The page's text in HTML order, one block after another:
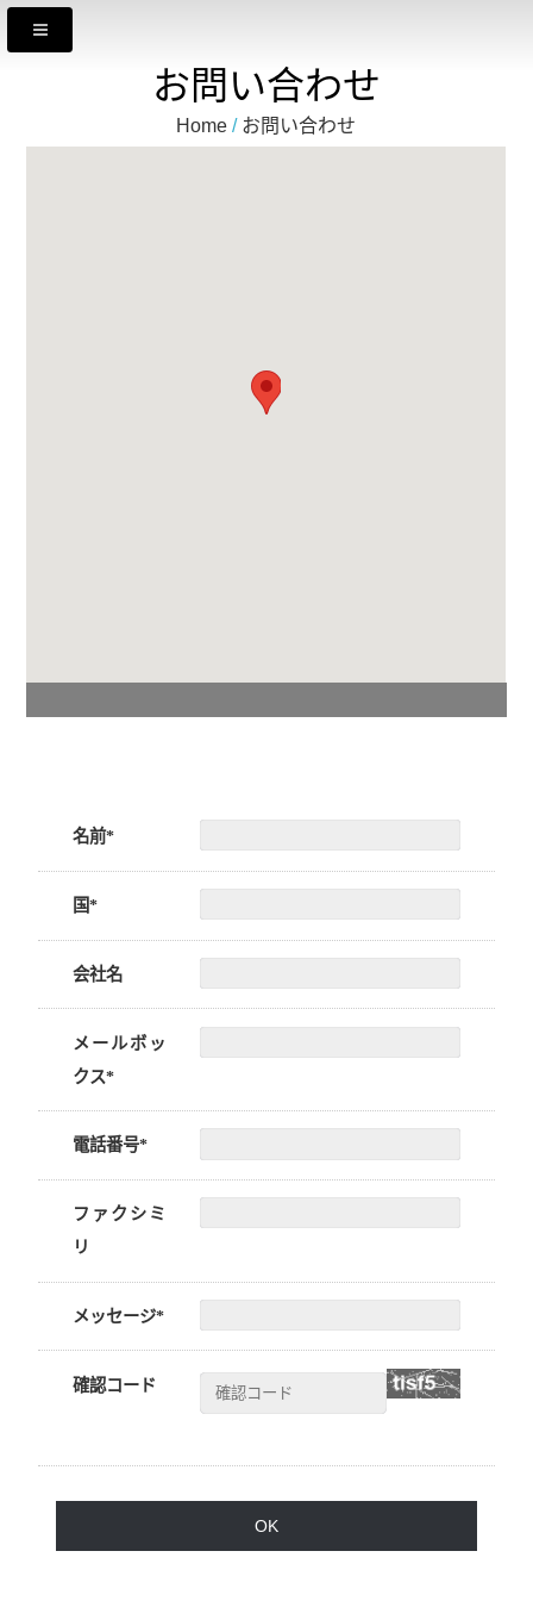
お問い合わせ
Home / お問い合わせ
名前*
国*
会社名
メールボッ
クス*
電話番号*
ファクシミ
リ
メッセージ*
確認コード
OK